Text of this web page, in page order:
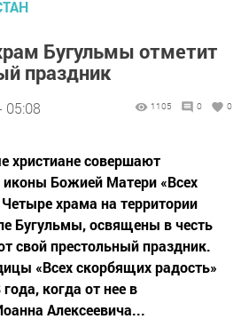
Бугульмы отметит
праздник
05:08 1105 0 0
христиане совершают
иконы Божией Матери «Всех
храма на территории
Бугульмы, освящены в честь
свой престольный праздник.
«Всех скорбящих радость»
когда от нее в
Алексеевича...